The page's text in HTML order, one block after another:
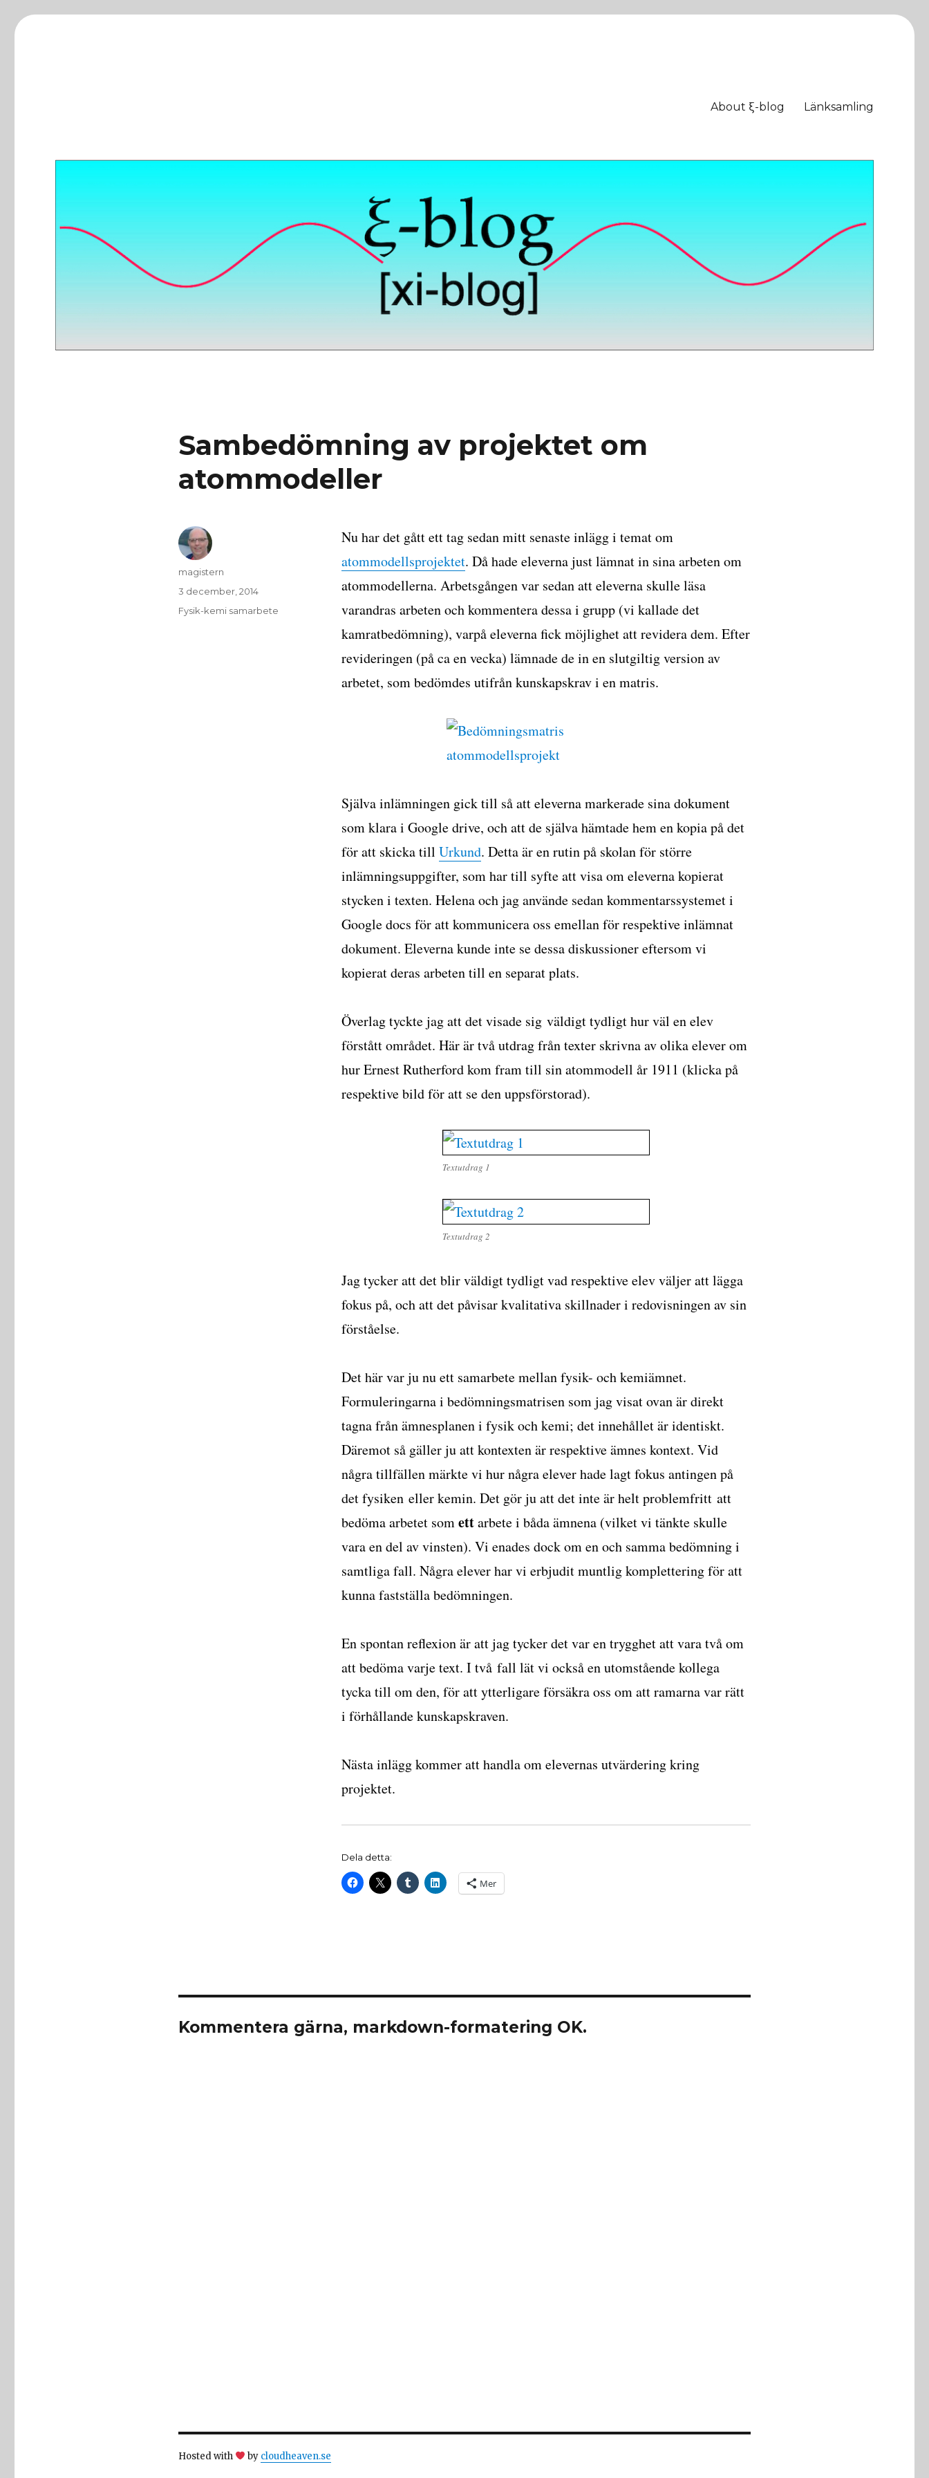
About ξ-blog Länksamling
Sambedömning av projektet om
atommodeller
Nu har det gått ett tag sedan mitt senaste inlägg i temat om
atommodellsprojektet. Då hade eleverna just lämnat in sina arbeten om
atommodellerna. Arbetsgången var sedan att eleverna skulle läsa
varandras arbeten och kommentera dessa i grupp (vi kallade det
kamratbedömning), varpå eleverna fick möjlighet att revidera dem. Efter
revideringen (på ca en vecka) lämnade de in en slutgiltig version av
arbetet, som bedömdes utifrån kunskapskrav i en matris.
Själva inlämningen gick till så att eleverna markerade sina dokument
som klara i Google drive, och att de själva hämtade hem en kopia på det
för att skicka tillUrkund. Detta är en rutin på skolan för större
inlämningsuppgifter, som har till syfte att visa om eleverna kopierat
stycken i texten. Helena och jag använde sedan kommentarssystemet i
Google docs för att kommunicera oss emellan för respektive inlämnat
dokument. Eleverna kunde inte se dessa diskussioner eftersom vi
kopierat deras arbeten till en separat plats.
Överlag tyckte jag att det visade sig väldigt tydligt hur väl en elev
förstått området. Här är två utdrag från texter skrivna av olika elever om
hur Ernest Rutherford kom fram till sin atommodell år 1911 (klicka på
respektive bild för att se den uppsförstorad).
Textutdrag 1
Textutdrag 2
Jag tycker att det blir väldigt tydligt vad respektive elev väljer att lägga
fokus på, och att det påvisar kvalitativa skillnader i redovisningen av sin
förståelse.
Det här var ju nu ett samarbete mellan fysik- och kemiämnet.
Formuleringarna i bedömningsmatrisen som jag visat ovan är direkt
tagna från ämnesplanen i fysik och kemi; det innehållet är identiskt.
Däremot så gäller ju att kontexten är respektive ämnes kontext. Vid
några tillfällen märkte vi hur några elever hade lagt fokus antingen på
det fysiken eller kemin. Det gör ju att det inte är helt problemfritt att
bedöma arbetet somettarbete i båda ämnena (vilket vi tänkte skulle
vara en del av vinsten). Vi enades dock om en och samma bedömning i
samtliga fall. Några elever har vi erbjudit muntlig komplettering för att
kunna fastställa bedömningen.
En spontan reflexion är att jag tycker det var en trygghet att vara två om
att bedöma varje text. I två fall lät vi också en utomstående kollega
tycka till om den, för att ytterligare försäkra oss om att ramarna var rätt
i förhållande kunskapskraven.
Nästa inlägg kommer att handla om elevernas utvärdering kring
projektet.
Dela detta:
Mer
Författare
magistern
Publicerat
den
3 december, 2014
Kategorier
Fysik-kemi samarbete
Kommentera gärna, markdown-formatering OK.
Hosted with by cloudheaven.se